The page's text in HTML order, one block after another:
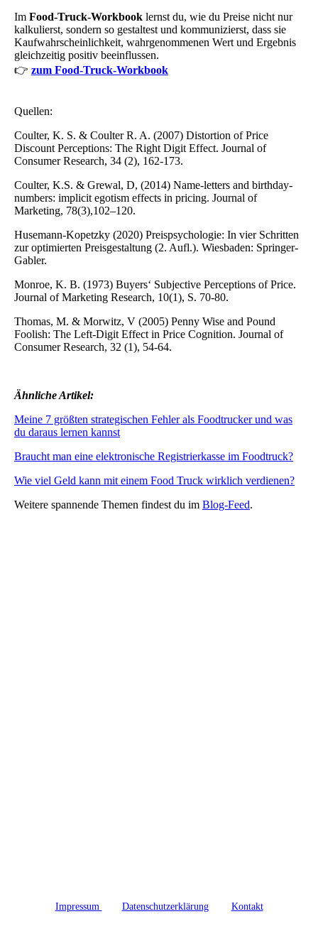
Im Food-Truck-Workbook lernst du, wie du Preise nicht nur
kalkulierst, sondern so gestaltest und kommunizierst, dass sie
Kaufwahrscheinlichkeit, wahrgenommenen Wert und Ergebnis
gleichzeitig positiv beeinflussen.
👉 zum Food-Truck-Workbook
Quellen:
Coulter, K. S. & Coulter R. A. (2007) Distortion of Price
Discount Perceptions: The Right Digit Effect. Journal of
Consumer Research, 34 (2), 162-173.
Coulter, K.S. & Grewal, D, (2014) Name-letters and birthday-
numbers: implicit egotism effects in pricing. Journal of
Marketing, 78(3),102–120.
Husemann-Kopetzky (2020) Preispsychologie: In vier Schritten
zur optimierten Preisgestaltung (2. Aufl.). Wiesbaden: Springer-
Gabler.
Monroe, K. B. (1973) Buyers‘ Subjective Perceptions of Price.
Journal of Marketing Research, 10(1), S. 70-80.
Thomas, M. & Morwitz, V (2005) Penny Wise and Pound
Foolish: The Left‐Digit Effect in Price Cognition. Journal of
Consumer Research, 32 (1), 54-64.
Ähnliche Artikel:
Meine 7 größten strategischen Fehler als Foodtrucker und was
du daraus lernen kannst
Braucht man eine elektronische Registrierkasse im Foodtruck?
Wie viel Geld kann mit einem Food Truck wirklich verdienen?
Weitere spannende Themen findest du im Blog-Feed.
Impressum Datenschutzerklärung Kontakt